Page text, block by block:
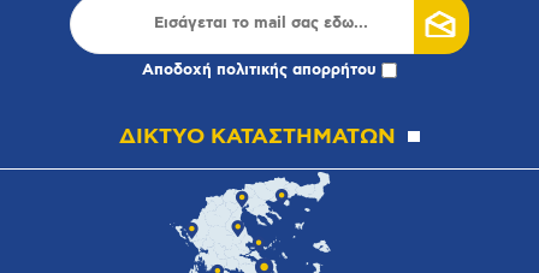
Αποδοχή πολιτικής απορρήτου
ΔΙΚΤΥΟ ΚΑΤΑΣΤΗΜΑΤΩΝ